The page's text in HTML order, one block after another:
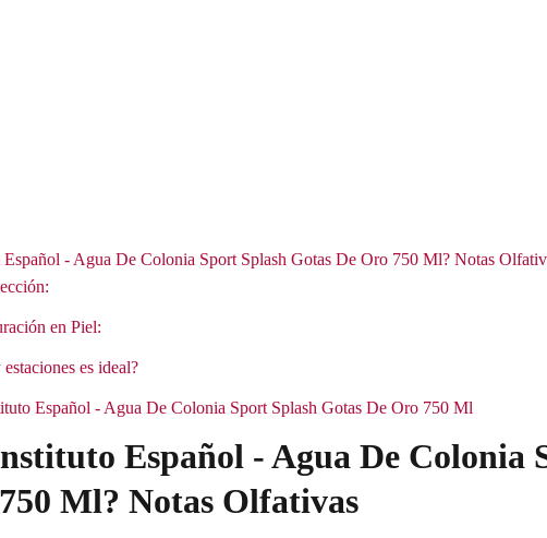
Español - Agua De Colonia Sport Splash Gotas De Oro 750 Ml? Notas
en Piel:
es ideal?
Español - Agua De Colonia Sport Splash Gotas De Oro 750 Ml
Español - Agua De Colonia
Ml? Notas Olfativas